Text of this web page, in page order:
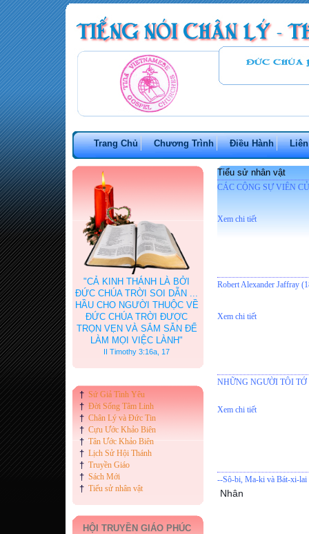
Trang Chủ Chương Trình Điều Hành
"CẢ KINH THÁNH LÀ BỞI
ĐỨC CHÚA TRỜI SOI DẪN ...
HẦU CHO NGƯỜI THUỘC VỀ
ĐỨC CHÚA TRỜI ĐƯỢC
TRỌN VẸN VÀ SẮM SẴN ĐỂ
LÀM MỌI VIỆC LÀNH"
II Timothy 3:16a, 17
† Sứ Giả Tình Yêu
† Đời Sống Tâm Linh
† Chân Lý và Đức Tin
† Cựu Ước Khảo Biên
† Tân Ước Khảo Biên
† Lịch Sử Hội Thánh
† Truyền Giáo
† Sách Mới
† Tiểu sử nhân vật
HỘI TRUYỀN GIÁO PHÚC
Tiểu sử nhân vật
CÁC CỘNG SỰ VIÊN
Xem chi tiết
Robert Alexander Jaffray
Xem chi tiết
NHỮNG NGƯỜI TÔI
Xem chi tiết
--Sô-bi, Ma-ki và Bát-xi-lai
Nhân